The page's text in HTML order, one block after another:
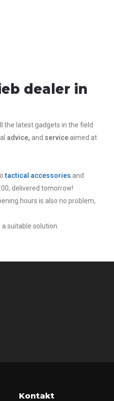
dealer in
the latest gadgets in the field
advice, and serviceaimed at
tactical accessories and
delivered tomorrow!
hours is also no problem,
suitable solution.
Kontakt